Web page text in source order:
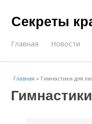
Секреты
Главная Новости
Главная » Гимнастики для